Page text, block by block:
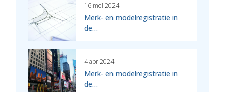
16 mei 2024
Merk- en modelregistratie in
de…
4 apr 2024
Merk- en modelregistratie in
de…